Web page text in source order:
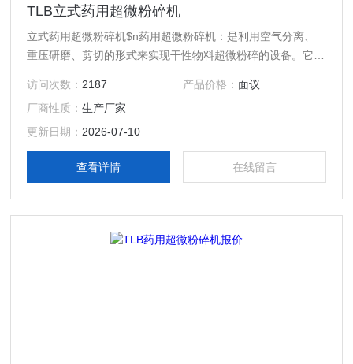
TLB立式药用超微粉碎机
立式药用超微粉碎机$n药用超微粉碎机：是利用空气分离、
重压研磨、剪切的形式来实现干性物料超微粉碎的设备。它由
访问次数： 2187 产品价格： 面议
厂商性质：生产厂家
更新日期： 2026-07-10
查看详情 在线留言